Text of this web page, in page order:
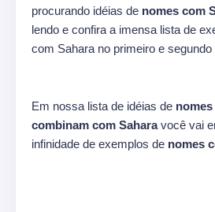
procurando idéias de nomes com
lendo e confira a imensa lista de
com Sahara no primeiro e segundo
Em nossa lista de idéias de
combinam com Saharavocê vai
infinidade de exemplos de nomes